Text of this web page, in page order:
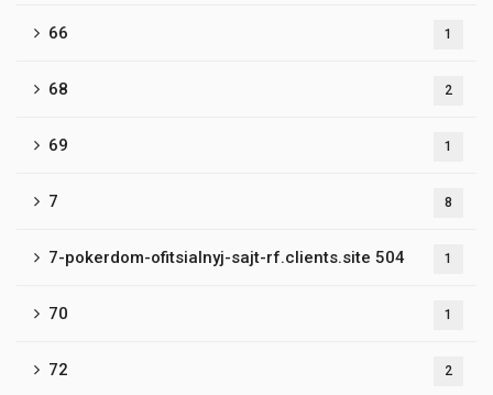
66 1
68 2
69 1
7 8
7-pokerdom-ofitsialnyj-sajt-rf.clients.site 504 1
70 1
72 2